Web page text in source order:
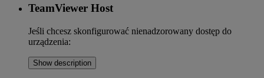
TeamViewer Host
Jeśli chcesz skonfigurować nienadzorowany dostęp do
urządzenia:
Show description